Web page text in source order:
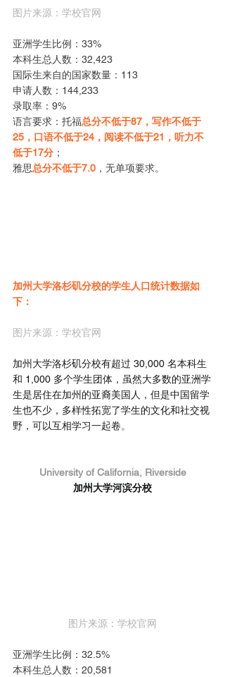
图片来源：学校官网
亚洲学生比例：33%
本科生总人数：32,423
国际生来自的国家数量：113
申请人数：144,233
录取率：9%
语言要求：托福总分不低于87，写作不低于
25，口语不低于24，阅读不低于21，听力不
低于17分 ；
雅思总分不低于7.0 ，无单项要求。
加州大学洛杉矶分校的学生人口统计数据如
下：
图片来源：学校官网
加州大学洛杉矶分校有超过 30,000 名本科生
和 1,000 多个学生团体，虽然大多数的亚洲学
生是居住在加州的亚裔美国人，但是中国留学
生也不少，多样性拓宽了学生的文化和社交视
野，可以互相学习一起卷。
University of California, Riverside
加州大学河滨分校
图片来源：学校官网
亚洲学生比例：32.5%
本科生总人数：20,581